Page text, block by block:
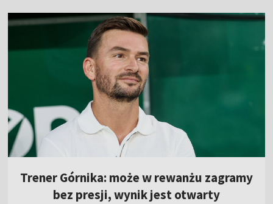
Trener Górnika: może w rewanżu zagramy
bez presji, wynik jest otwarty